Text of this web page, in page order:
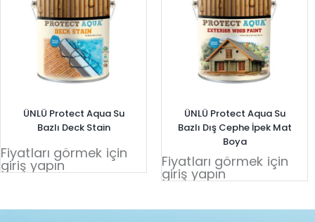
ÜNLÜ Protect Aqua Su
Bazlı Deck Stain
Fiyatları görmek için
giriş yapın
ÜNLÜ Protect Aqua Su
Bazlı Dış Cephe İpek Mat
Boya
Fiyatları görmek için
giriş yapın